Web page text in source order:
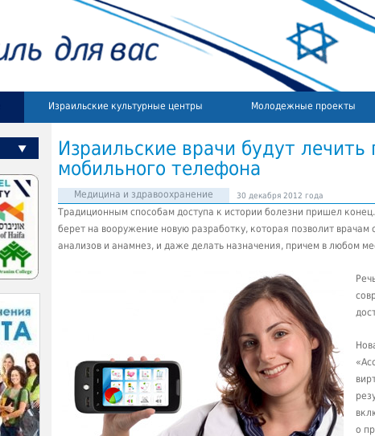
Израильские культурные центры Молодежные проекты
Израильские врачи будут
мобильного телефона
Медицина и здравоохранение 30 декабря 2012 года
Традиционным способам доступа к истории болезни пришел
берет на вооружение новую разработку, которая позволит врачам
анализов и анамнез, и даже делать назначения, причем в любом
о